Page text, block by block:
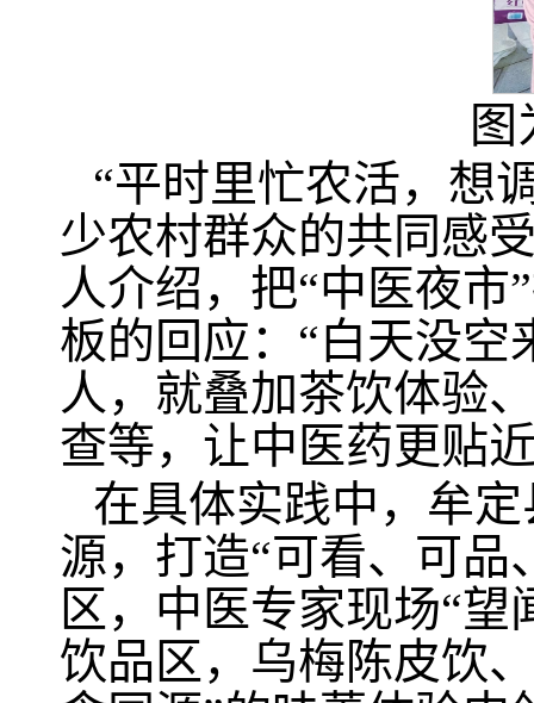
“平时里忙农活，想
少农村群众的共同感
人介绍，把“中医夜
板的回应：“白天没
人，就叠加茶饮体验
查等，让中医药更贴
在具体实践中，牟
源，打造“可看、可品
区，中医专家现场“
饮品区，乌梅陈皮饮